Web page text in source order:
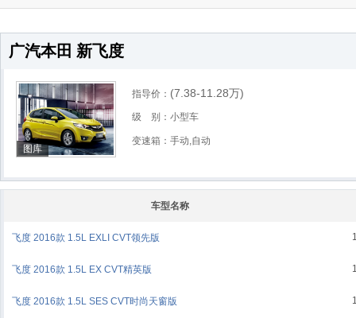
广汽本田 新飞度
图库
指导价： (7.38-11.28万)
级 别：小型车
变速箱：手动,自动
车型名称
飞度 2016款 1.5L EXLI CVT领先版
飞度 2016款 1.5L EX CVT精英版
飞度 2016款 1.5L SES CVT时尚天窗版